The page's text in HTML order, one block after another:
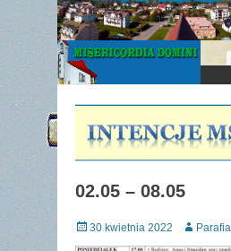
Gazetka
Parafialna
02.05 – 08.05
Posted
on
30 kwietnia 2022 Author